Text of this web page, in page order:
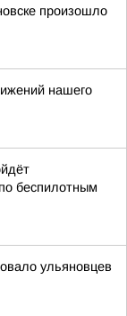
произошло
нашего
беспилотным
ульяновцев